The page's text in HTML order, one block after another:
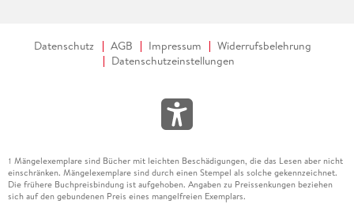
Datenschutz AGB Impressum
Widerrufsbelehrung
Datenschutzeinstellungen
1 Mängelexemplare sind Bücher mit leichten Beschädigungen, die das Lesen aber nicht
einschränken. Mängelexemplare sind durch einen Stempel als solche gekennzeichnet.
Die frühere Buchpreisbindung ist aufgehoben. Angaben zu Preissenkungen beziehen
sich auf den gebundenen Preis eines mangelfreien Exemplars.